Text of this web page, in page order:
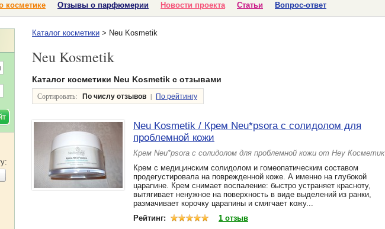
косметике Отзывы о парфюмерии Новости проекта Статьи Вопрос-ответ
Каталог косметики > Neu Kosmetik
Neu Kosmetik
Каталог косметики Neu Kosmetik с отзывами
Сортировать:
По числу отзывов | По рейтингу
Neu Kosmetik / Крем Neu*psora с солидолом для
проблемной кожи
Крем Neu*psora с солидолом для проблемной кожи от Неу Косметик
Крем с медицинским солидолом и гомеопатическим составом
продегустировала на поврежденной коже. А именно на глубокой
царапине. Крем снимает воспаление: быстро устраняет красноту,
вытягивает ненужное на поверхность в виде выделений из ранки,
размачивает корочку царапины и смягчает кожу...
Рейтинг:
1 отзыв